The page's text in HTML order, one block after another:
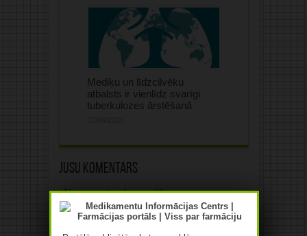
Mediķu un līdzcilvēku
atbalsts ir vienlīdz svarīgi
tuberkulozes ārstēšanā
Jūsu komentārs
Jūsu e-pasta adrese netiks
publicēta.Atzīmētie lauki ir obligāti*